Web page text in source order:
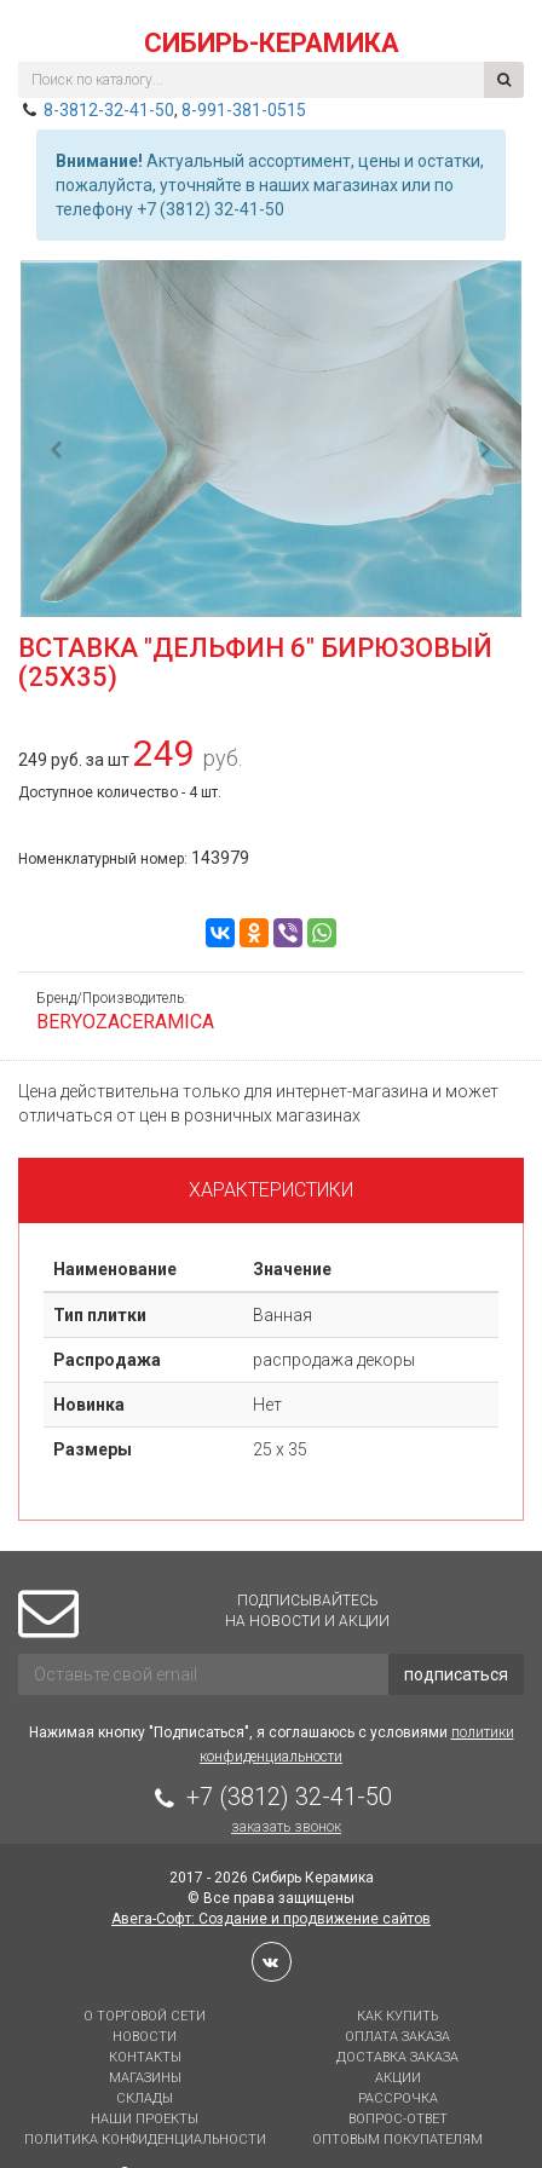
СИБИРЬ-КЕРАМИКА
8-3812-32-41-50, 8-991-381-0515
Внимание! Актуальный ассортимент, цены и остатки,
пожалуйста, уточняйте в наших магазинах или по
телефону +7 (3812) 32-41-50
Previous
ВСТАВКА "ДЕЛЬФИН 6" БИРЮЗОВЫЙ
(25Х35)
249 руб. за шт 249 руб.
Доступное количество - 4 шт.
Номенклатурный номер: 143979
Бренд/Производитель:
BERYOZACERAMICA
Цена действительна только для интернет-магазина и может
отличаться от цен в розничных магазинах
ХАРАКТЕРИСТИКИ
Наименование Значение
Тип плитки Ванная
Распродажа распродажа декоры
Новинка Нет
Размеры 25 х 35
ПОДПИСЫВАЙТЕСЬ
НА НОВОСТИ И АКЦИИ
подписаться
Нажимая кнопку "Подписаться", я соглашаюсь с условиями политики
конфиденциальности
+7 (3812) 32-41-50
заказать звонок
2017 - 2026 Сибирь Керамика
© Все права защищены
Авега-Софт: Создание и продвижение сайтов
О ТОРГОВОЙ СЕТИ
НОВОСТИ
КОНТАКТЫ
МАГАЗИНЫ
СКЛАДЫ
НАШИ ПРОЕКТЫ
ПОЛИТИКА КОНФИДЕНЦИАЛЬНОСТИ
КАК КУПИТЬ
ОПЛАТА ЗАКАЗА
ДОСТАВКА ЗАКАЗА
АКЦИИ
РАССРОЧКА
ВОПРОС-ОТВЕТ
ОПТОВЫМ ПОКУПАТЕЛЯМ